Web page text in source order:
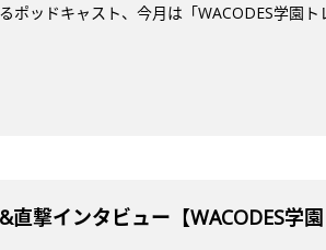
ポッドキャスト、今月は「WACODES学園
撃インタビュー【WACODES学園